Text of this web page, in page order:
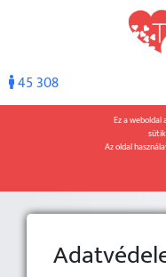
45 308
Ez a
Az oldal